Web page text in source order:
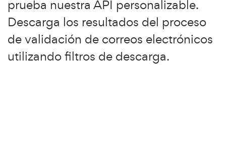
prueba nuestra API personalizable.
Descarga los resultados del proceso
de validación de correos electrónicos
utilizando filtros de descarga.